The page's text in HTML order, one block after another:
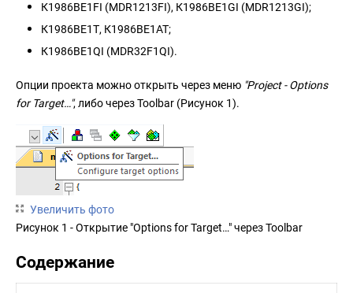
К1986ВЕ1FI (MDR1213FI), К1986ВЕ1GI (MDR1213GI);
К1986ВЕ1Т, К1986ВЕ1АТ;
К1986ВЕ1QI (MDR32F1QI).
Опции проекта можно открыть через меню "Project - Options
for Target…", либо через Toolbar (Рисунок 1).
Увеличить фото
Рисунок 1 - Открытие "Options for Target…" через Toolbar
Содержание